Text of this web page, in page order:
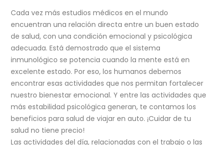
Cada vez más estudios médicos en el mundo
encuentran una relación directa entre un buen estado
de salud, con una condición emocional y psicológica
adecuada. Está demostrado que el sistema
inmunológico se potencia cuando la mente está en
excelente estado. Por eso, los humanos debemos
encontrar esas actividades que nos permitan fortalecer
nuestro bienestar emocional. Y entre las actividades que
más estabilidad psicológica generan, te contamos los
beneficios para salud de viajar en auto. ¡Cuidar de tu
salud no tiene precio!
Las actividades del día, relacionadas con el trabajo o las